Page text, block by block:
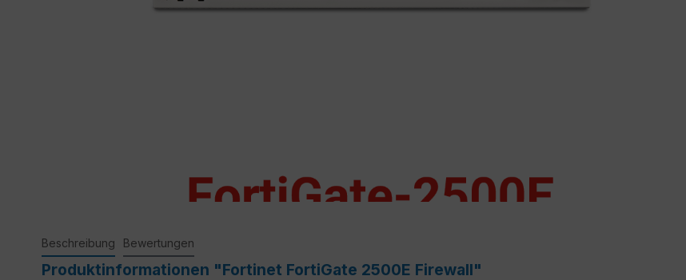
Beschreibung Bewertungen
Produktinformationen "Fortinet FortiGate 2500E Firewall"